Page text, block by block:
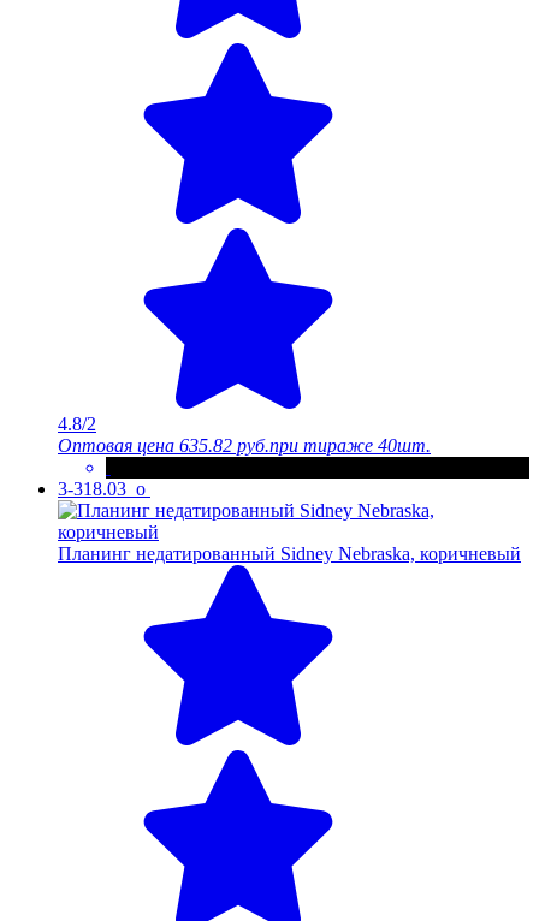
4.8/2
Оптовая цена 635.82 руб.при тираже 40шт.
3-318.03_o
Планинг недатированный Sidney Nebraska, коричневый